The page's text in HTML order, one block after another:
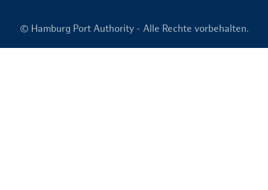
© Hamburg Port Authority - Alle Rechte vorbehalten.